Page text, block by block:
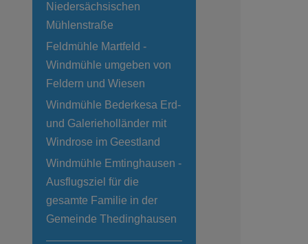
Niedersächsischen
Mühlenstraße
Feldmühle Martfeld -
Windmühle umgeben von
Feldern und Wiesen
Windmühle Bederkesa Erd-
und Galerieholländer mit
Windrose im Geestland
Windmühle Emtinghausen -
Ausflugsziel für die
gesamte Familie in der
Gemeinde Thedinghausen